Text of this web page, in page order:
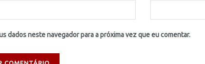
dados neste navegador para a próxima vez que eu comentar.